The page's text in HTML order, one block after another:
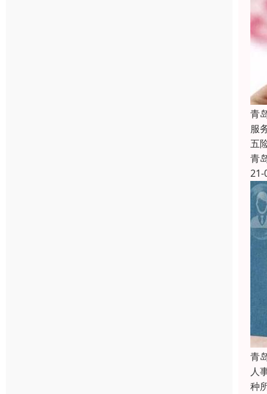
青
服
五
青
21-
青
人
种